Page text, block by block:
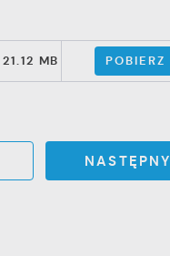
21.12 MB POBIERZ
NASTĘPNY